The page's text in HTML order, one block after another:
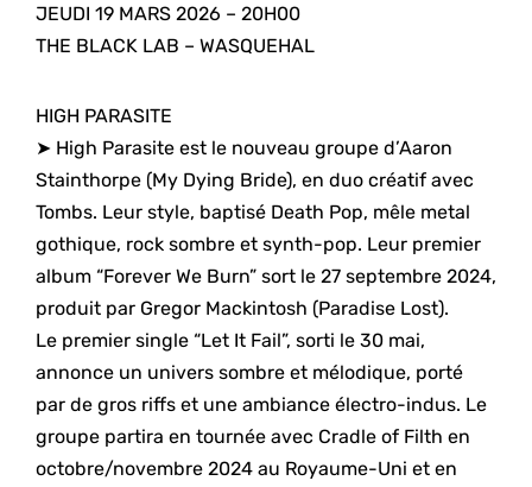
JEUDI 19 MARS 2026 – 20H00
THE BLACK LAB – WASQUEHAL
HIGH PARASITE
➤ High Parasite est le nouveau groupe d’Aaron
Stainthorpe (My Dying Bride), en duo créatif avec
Tombs. Leur style, baptisé Death Pop, mêle metal
gothique, rock sombre et synth-pop. Leur premier
album “Forever We Burn” sort le 27 septembre 2024,
produit par Gregor Mackintosh (Paradise Lost).
Le premier single “Let It Fail”, sorti le 30 mai,
annonce un univers sombre et mélodique, porté
par de gros riffs et une ambiance électro-indus. Le
groupe partira en tournée avec Cradle of Filth en
octobre/novembre 2024 au Royaume-Uni et en